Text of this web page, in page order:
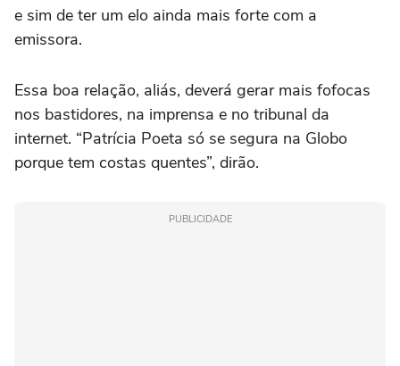
e sim de ter um elo ainda mais forte com a
emissora.
Essa boa relação, aliás, deverá gerar mais fofocas
nos bastidores, na imprensa e no tribunal da
internet. “Patrícia Poeta só se segura na Globo
porque tem costas quentes”, dirão.
PUBLICIDADE